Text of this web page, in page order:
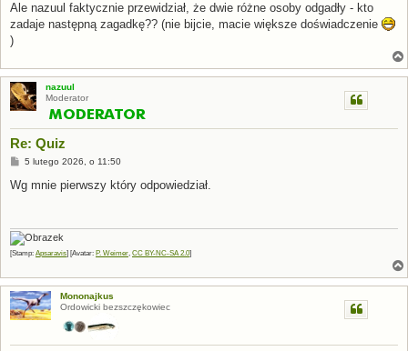
Ale nazuul faktycznie przewidział, że dwie różne osoby odgadły - kto
zadaje następną zagadkę?? (nie bijcie, macie większe doświadczenie
)
nazuul
Moderator
Re: Quiz
P
s
t
5 lutego 2026, o 11:50
Wg mnie pierwszy który odpowiedział.
[Stamp: Apsaravis] [Avatar: P. Weimer, CC BY-NC-SA 2.0]
Mononajkus
Ordowicki bezszczękowiec